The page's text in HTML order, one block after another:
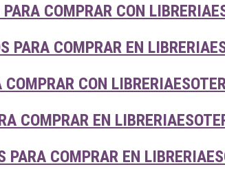
COMPRAR CON
COMPRAR EN
CON
COMPRAR EN
COMPRAR EN